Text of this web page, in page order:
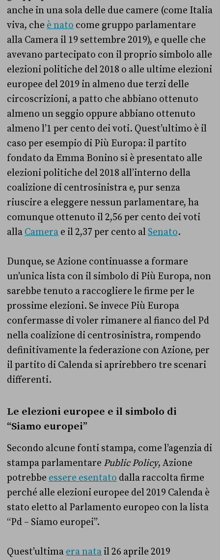
anche in una sola delle due camere (come Italia
viva, che è nato come gruppo parlamentare
alla Camera il 19 settembre 2019), e quelle che
avevano partecipato con il proprio simbolo alle
elezioni politiche del 2018 o alle ultime elezioni
europee del 2019 in almeno due terzi delle
circoscrizioni, a patto che abbiano ottenuto
almeno un seggio oppure abbiano ottenuto
almeno l’1 per cento dei voti. Quest’ultimo è il
caso per esempio di Più Europa: il partito
fondato da Emma Bonino si è presentato alle
elezioni politiche del 2018 all’interno della
coalizione di centrosinistra e, pur senza
riuscire a eleggere nessun parlamentare, ha
comunque ottenuto il 2,56 per cento dei voti
alla Camera e il 2,37 per cento al Senato.
Dunque, se Azione continuasse a formare
un’unica lista con il simbolo di Più Europa, non
sarebbe tenuto a raccogliere le firme per le
prossime elezioni. Se invece Più Europa
confermasse di voler rimanere al fianco del Pd
nella coalizione di centrosinistra, rompendo
definitivamente la federazione con Azione, per
il partito di Calenda si aprirebbero tre scenari
differenti.
Le elezioni europee e il simbolo di
“Siamo europei”
Secondo alcune fonti stampa, come l’agenzia di
stampa parlamentare Public Policy, Azione
potrebbe essere esentato dalla raccolta firme
perché alle elezioni europee del 2019 Calenda è
stato eletto al Parlamento europeo con la lista
“Pd – Siamo europei”.
Quest’ultima era nata il 26 aprile 2019